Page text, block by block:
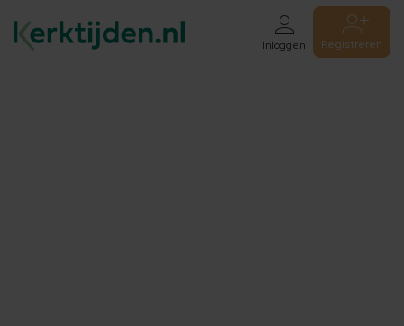
Inloggen Registreren